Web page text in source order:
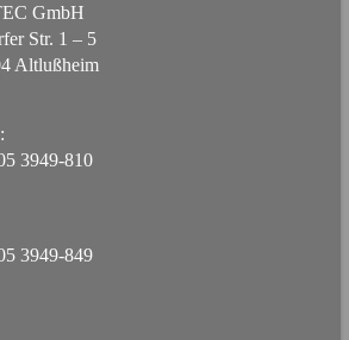
GmbH
Str. 1 – 5
Altlußheim
3949-810
3949-849